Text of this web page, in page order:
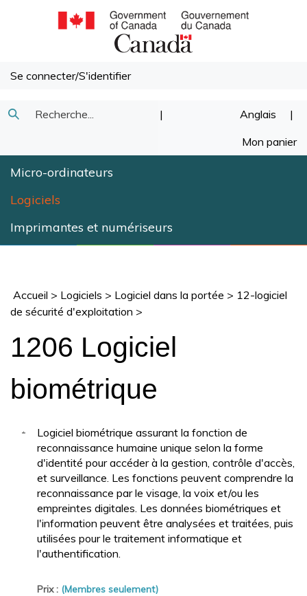
Se connecter/S'identifier
Recherche
Soumettre
recherche
| Anglais |
Mon panier
Micro-ordinateurs
Logiciels
Imprimantes et numériseurs
Accueil > Logiciels > Logiciel dans la portée > 12-logiciel
de sécurité d'exploitation >
1206 Logiciel
biométrique
Logiciel biométrique assurant la fonction de
reconnaissance humaine unique selon la forme
d'identité pour accéder à la gestion, contrôle d'accès,
et surveillance. Les fonctions peuvent comprendre la
reconnaissance par le visage, la voix et/ou les
empreintes digitales. Les données biométriques et
l'information peuvent être analysées et traitées, puis
utilisées pour le traitement informatique et
l'authentification.
Prix : (Membres seulement)